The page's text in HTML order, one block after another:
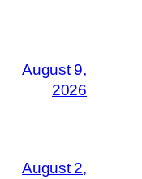
August 9,
2026
August 2,